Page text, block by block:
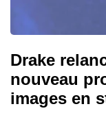
Drake
nouveau
images en